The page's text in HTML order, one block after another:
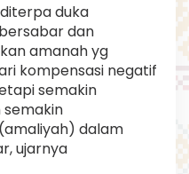
duka
dan
amanah yg
kompensasi negatif
semakin
dalam
ujarnya